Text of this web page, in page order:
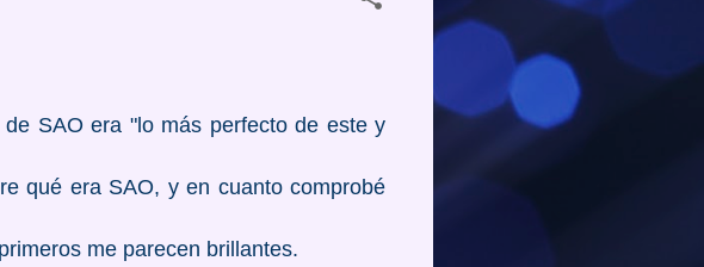
SAO era "lo más perfecto de este y
qué era SAO, y en cuanto comprobé
me parecen brillantes.